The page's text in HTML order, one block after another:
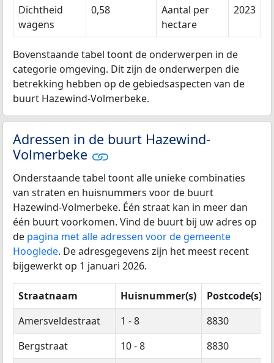
Dichtheid
wagens
0,58
Aantal per
hectare
2023
Bovenstaande tabel toont de onderwerpen in de
categorie omgeving. Dit zijn de onderwerpen die
betrekking hebben op de gebiedsaspecten van de
buurt Hazewind-Volmerbeke.
Adressen in de buurt Hazewind-
Volmerbeke
Onderstaande tabel toont alle unieke combinaties
van straten en huisnummers voor de buurt
Hazewind-Volmerbeke. Één straat kan in meer dan
één buurt voorkomen. Vind de buurt bij uw adres op
de pagina met alle adressen voor de gemeente
Hooglede. De adresgegevens zijn het meest recent
bijgewerkt op 1 januari 2026.
Straatnaam Huisnummer(s)
Postcode(s)
Amersveldestraat
1 - 8
8830
Bergstraat
10 - 8
8830